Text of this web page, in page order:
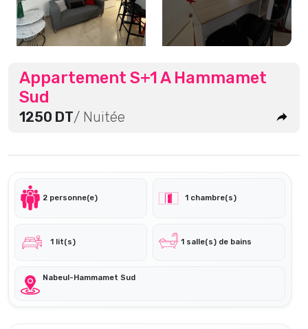
Appartement S+1 A Hammamet
Sud
1250 DT/ Nuitée
2 personne(e) 1 chambre(s)
1 lit(s) 1 salle(s) de bains
Nabeul-Hammamet Sud